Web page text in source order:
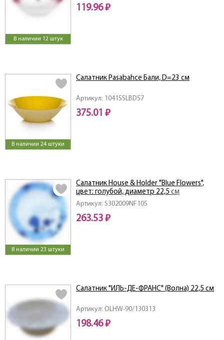
В наличии 12 штук
119.96 ₽
В наличии 24 штуки
Артикул: 10415SLBD57
Салатник Pasabahce Бали, D=23 см
375.01 ₽
В наличии 23 штуки
Артикул: S302009NF105
Салатник House & Holder "Blue Flowers",
цвет: голубой, диаметр 22,5 см
263.53 ₽
Артикул: OLHW-90/130313
Салатник "ИЛЬ-ДЕ-ФРАНС" (Волна) 22,5 см
198.46 ₽